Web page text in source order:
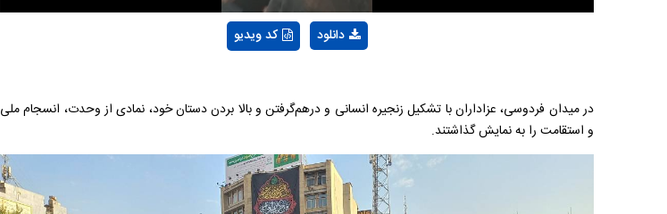
کد ویدیو دانلود
در میدان فردوسی، عزاداران با تشکیل زنجیره انسانی و درهم‌گرفتن و بالا بردن دستان خود، نمادی از وحدت، انسجام ملی
و استقامت را به نمایش گذاشتند.